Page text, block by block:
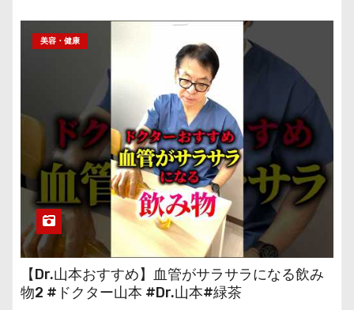
美容・健康
【Dr.山本おすすめ】血管がサラサラになる飲み
物2 #ドクター山本 #Dr.山本#緑茶